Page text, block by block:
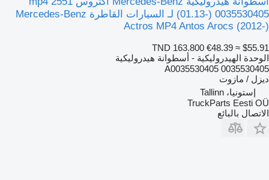
(01.13-) 0035530405 لـ السيارات القاطرة Mercedes-Benz
Actros MP4 Antos Arocs (2012-)
TND 163.800 €48.39 ≈ $55.91
الوحدة الهيدروليكية - أسطوانة هيدروليكية
0035530405 A0035530405
ديزل / مازوت
إستونيا، Tallinn
TruckParts Eesti OÜ
الاتصال بالبائع